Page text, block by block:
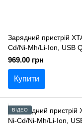
Зарядний пристрій
Cd/Ni-Mh/Li-Ion, USB
969.00 грн
Купити
ВІДЕО